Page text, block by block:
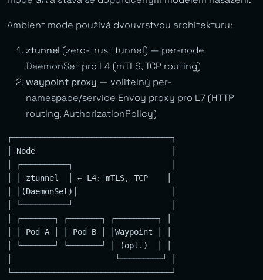
Ambient mode používá dvouvrstvou architekturu:
ztunnel (zero-trust tunnel) — per-node
DaemonSet pro L4 (mTLS, TCP routing)
waypoint proxy — volitelný per-
namespace/service Envoy proxy pro L7 (HTTP
routing, AuthorizationPolicy)
┌──────────────────────────────────┐
│ Node                             │
│ ┌──────────┐                     │
│ │ ztunnel  │ ← L4: mTLS, TCP    │
│ │(DaemonSet)│                    │
│ └──────────┘                     │
│ ┌───────┐ ┌───────┐ ┌─────────┐ │
│ │ Pod A │ │ Pod B │ │Waypoint │ │
│ └───────┘ └───────┘ │ (opt.)  │ │
│                      └─────────┘ │